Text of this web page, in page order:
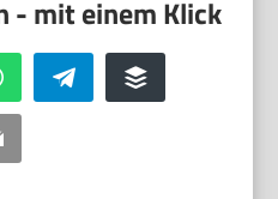
WhatsApp Telegram Buffer
Email